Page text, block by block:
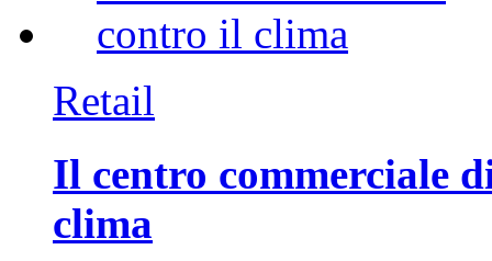
Retail
Il centro commerciale
clima